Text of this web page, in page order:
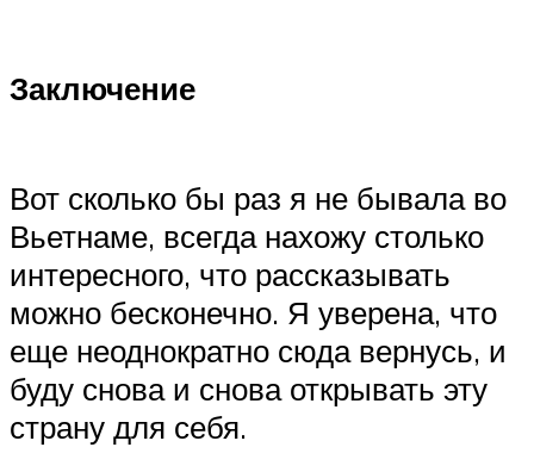
Заключение
Вот сколько бы раз я не бывала во
Вьетнаме, всегда нахожу столько
интересного, что рассказывать
можно бесконечно. Я уверена, что
еще неоднократно сюда вернусь, и
буду снова и снова открывать эту
страну для себя.